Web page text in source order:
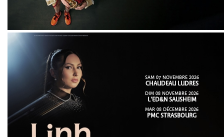
SAM 07 NOVEMBRE 2026
CHAUDEAU LUDRES
DIM 08 NOVEMBRE 2026
L'ED&N SAUSHEIM
MAR 08 DÉCEMBRE 2026
PMC STRASBOURG